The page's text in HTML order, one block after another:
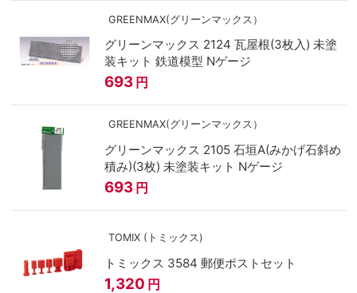
GREENMAX(グリーンマックス）
グリーンマックス 2124 瓦屋根(3枚入) 未塗
装キット 鉄道模型 Nゲージ
693 円
GREENMAX(グリーンマックス）
グリーンマックス 2105 石垣A(みかげ石斜め
積み)(3枚) 未塗装キット Nゲージ
693 円
TOMIX (トミックス)
トミックス 3584 郵便ポストセット
1,320 円